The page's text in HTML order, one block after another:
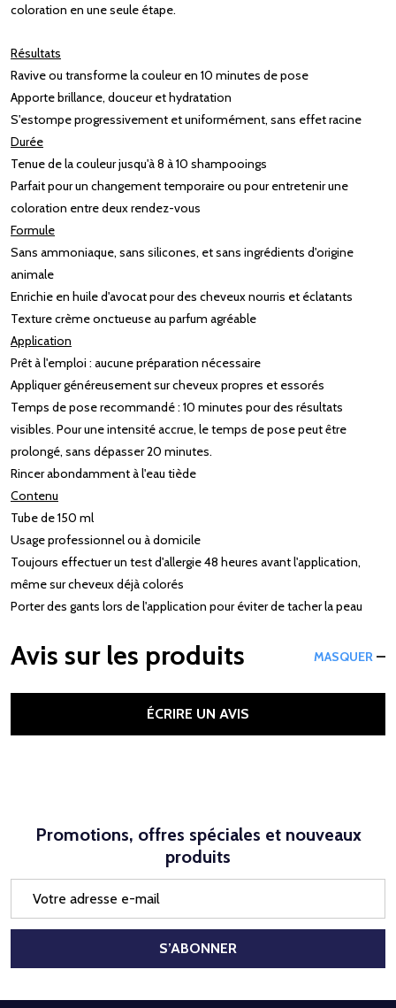
coloration en une seule étape.
Résultats
Ravive ou transforme la couleur en 10 minutes de pose
Apporte brillance, douceur et hydratation
S'estompe progressivement et uniformément, sans effet racine
Durée
Tenue de la couleur jusqu'à 8 à 10 shampooings
Parfait pour un changement temporaire ou pour entretenir une
coloration entre deux rendez-vous
Formule
Sans ammoniaque, sans silicones, et sans ingrédients d'origine
animale
Enrichie en huile d'avocat pour des cheveux nourris et éclatants
Texture crème onctueuse au parfum agréable
Application
Prêt à l'emploi : aucune préparation nécessaire
Appliquer généreusement sur cheveux propres et essorés
Temps de pose recommandé : 10 minutes pour des résultats
visibles. Pour une intensité accrue, le temps de pose peut être
prolongé, sans dépasser 20 minutes.
Rincer abondamment à l'eau tiède
Contenu
Tube de 150 ml
Usage professionnel ou à domicile
Toujours effectuer un test d'allergie 48 heures avant l'application,
même sur cheveux déjà colorés
Porter des gants lors de l'application pour éviter de tacher la peau
Avis sur les produits MASQUER
ÉCRIRE UN AVIS
Promotions, offres spéciales et nouveaux
produits
mail
S’ABONNER